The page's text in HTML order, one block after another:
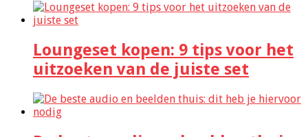
Loungeset kopen: 9 tips voor het
uitzoeken van de juiste set